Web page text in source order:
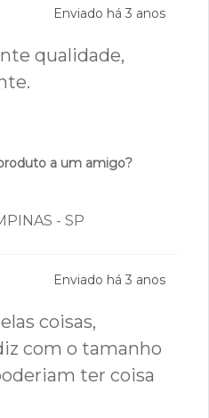
Enviado há 3 anos
qualidade,
a um amigo?
- SP
Enviado há 3 anos
coisas,
com o tamanho
ter coisa